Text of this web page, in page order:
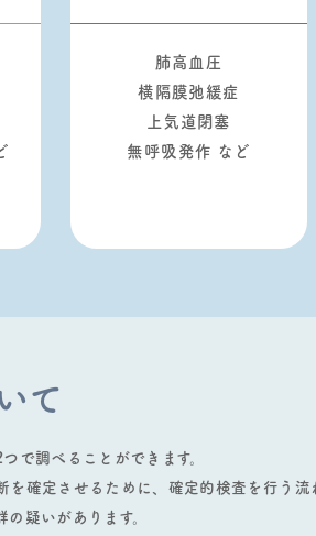
肺⾼⾎圧
横隔膜弛緩症
上気道閉塞
無呼吸発作 など
て
で調べることができます。
確定させるために、確定的検査を⾏う流
疑いがあります。